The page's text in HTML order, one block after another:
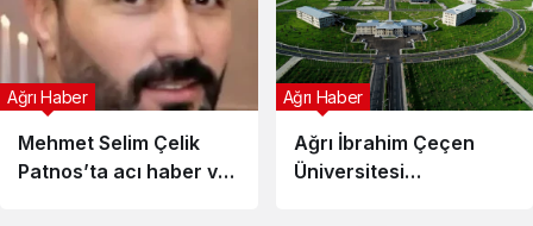
Mehmet Selim Çelik
Patnos’ta acı haber ve
Ağrı Haber
Ağrı İbrahim Çeçen
Üniversitesi
Ağrı Haber